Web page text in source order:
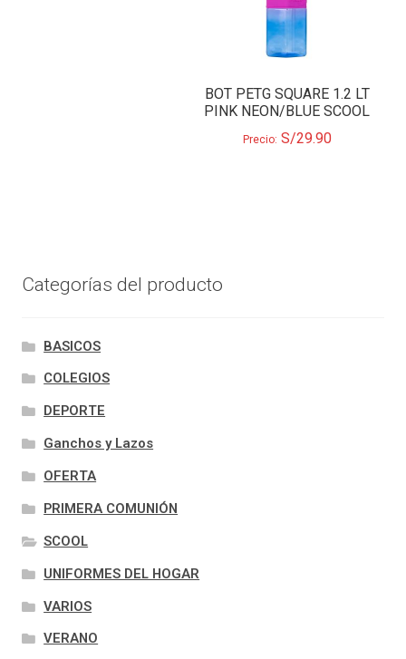
BOT PETG SQUARE 1.2 LT
PINK NEON/BLUE SCOOL
Precio: S/29.90
Categorías del producto
BASICOS
COLEGIOS
DEPORTE
Ganchos y Lazos
OFERTA
PRIMERA COMUNIÓN
SCOOL
UNIFORMES DEL HOGAR
VARIOS
VERANO